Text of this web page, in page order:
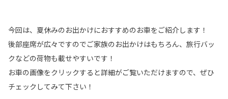
今回は、夏休みのお出かけにおすすめのお車をご紹介します！
後部座席が広々ですのでご家族のお出かけはもちろん、旅行バッ
クなどの荷物も載せやすいです！
お車の画像をクリックすると詳細がご覧いただけますので、ぜひ
チェックしてみて下さい！